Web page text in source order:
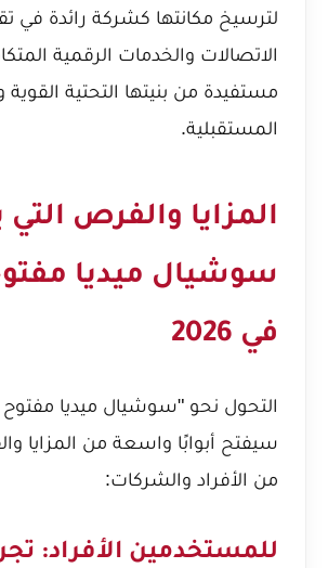
لترسيخ مكانتها كشركة رائدة في
الاتصالات والخدمات الرقمية
مستفيدة من بنيتها التحتية القوية
المستقبلية.
المزايا والفرص
في 2026
سيفتح أبوابًا واسعة من المزايا
من الأفراد والشركات:
للمستخدمين الأفراد: